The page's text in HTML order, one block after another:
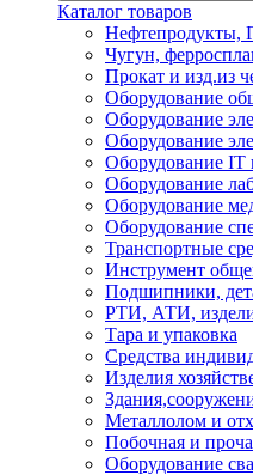
Каталог товаров
Нефтепродукты,
Чугун,
Прокат и изд.из
Оборудование
Оборудование
Оборудование
Оборудование IT
Оборудование
Оборудование
Оборудование
Транспортные
Инструмент
Подшипники,
РТИ, АТИ,
Тара и упаковка
Средства
Изделия
Металлолом и
Побочная и
Оборудование